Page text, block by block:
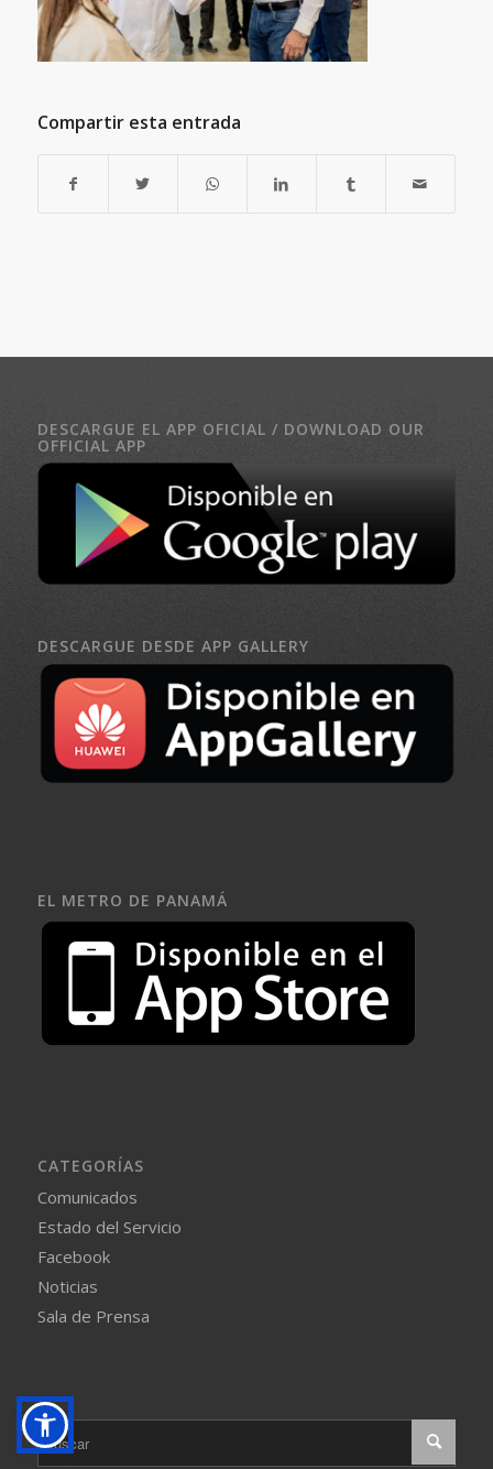
Compartir esta entrada
DESCARGUE EL APP OFICIAL / DOWNLOAD OUR
OFFICIAL APP
DESCARGUE DESDE APP GALLERY
EL METRO DE PANAMÁ
CATEGORÍAS
Comunicados
Estado del Servicio
Facebook
Noticias
Sala de Prensa